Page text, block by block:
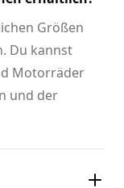
Größen
Du kannst
Motorräder
und der